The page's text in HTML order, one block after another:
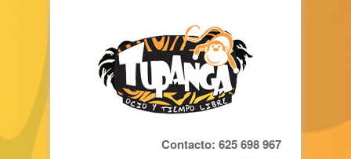
Contacto: 625 698 967